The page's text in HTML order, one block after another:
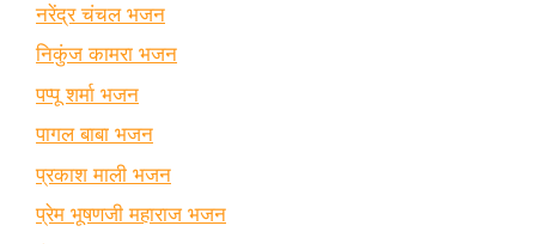
नरेंद्र चंचल भजन
निकुंज कामरा भजन
पप्पू शर्मा भजन
पागल बाबा भजन
प्रकाश माली भजन
प्रेम भूषणजी महाराज भजन